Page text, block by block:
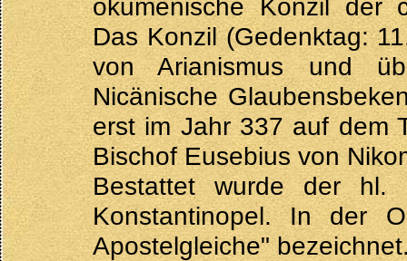
ökumenische Konzil der
Das Konzil (Gedenktag:
von Arianismus und
Nicänische
erst im Jahr 337 auf dem
Bischof Eusebius von
Bestattet wurde der hl.
Konstantinopel. In der
Apostelgleiche"